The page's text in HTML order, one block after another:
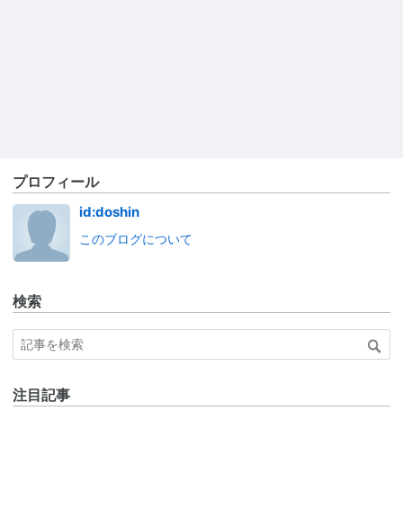
プロフィール
id:doshin
このブログについて
検索
注目記事